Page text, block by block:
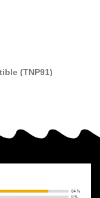
(TNP91)